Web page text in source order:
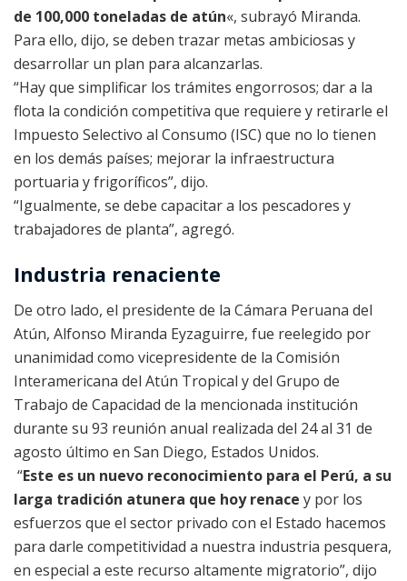
de 100,000 toneladas de atún«, subrayó Miranda.
Para ello, dijo, se deben trazar metas ambiciosas y
desarrollar un plan para alcanzarlas.
“Hay que simplificar los trámites engorrosos; dar a la
flota la condición competitiva que requiere y retirarle el
Impuesto Selectivo al Consumo (ISC) que no lo tienen
en los demás países; mejorar la infraestructura
portuaria y frigoríficos”, dijo.
“Igualmente, se debe capacitar a los pescadores y
trabajadores de planta”, agregó.
Industria renaciente
De otro lado, el presidente de la Cámara Peruana del
Atún, Alfonso Miranda Eyzaguirre, fue reelegido por
unanimidad como vicepresidente de la Comisión
Interamericana del Atún Tropical y del Grupo de
Trabajo de Capacidad de la mencionada institución
durante su 93 reunión anual realizada del 24 al 31 de
agosto último en San Diego, Estados Unidos.
“Este es un nuevo reconocimiento para el Perú, a su
larga tradición atunera que hoy renace y por los
esfuerzos que el sector privado con el Estado hacemos
para darle competitividad a nuestra industria pesquera,
en especial a este recurso altamente migratorio”, dijo